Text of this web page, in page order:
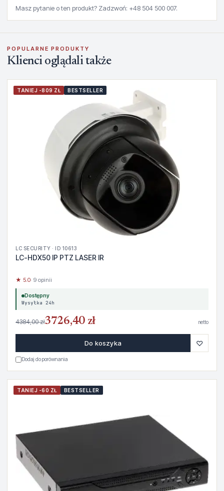
Masz pytanie o ten produkt? Zadzwoń: +48 504 500 007.
POPULARNE PRODUKTY
Klienci oglądali także
TANIEJ -809 ZŁ BESTSELLER
LC SECURITY · ID 10613
LC-HDX50 IP PTZ LASER IR
★ 5.0· 9 opinii
Dostępny
Wysyłka 24h
4384,00 zł3726,40 zł netto
Do koszyka ♡
Dodaj do porównania
TANIEJ -60 ZŁ BESTSELLER